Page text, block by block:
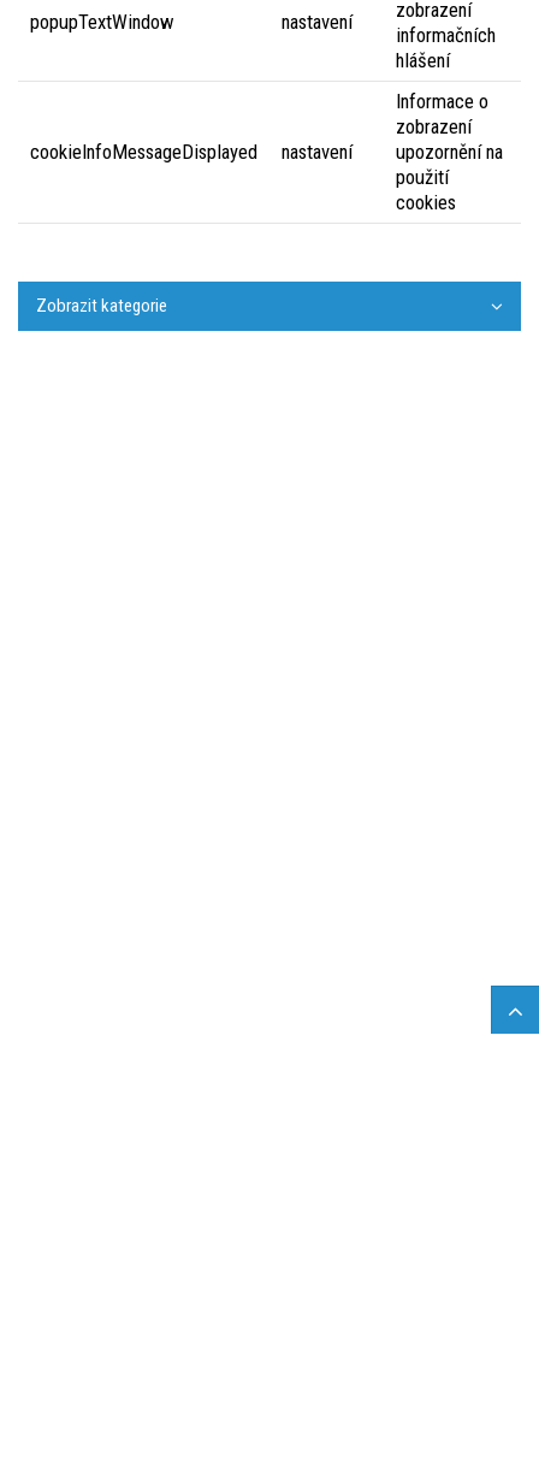
popupTextWindow nastavení
zobrazení
informačních
hlášení
cookieInfoMessageDisplayed nastavení
Informace o
zobrazení
upozornění na
použití
cookies
Zobrazit kategorie